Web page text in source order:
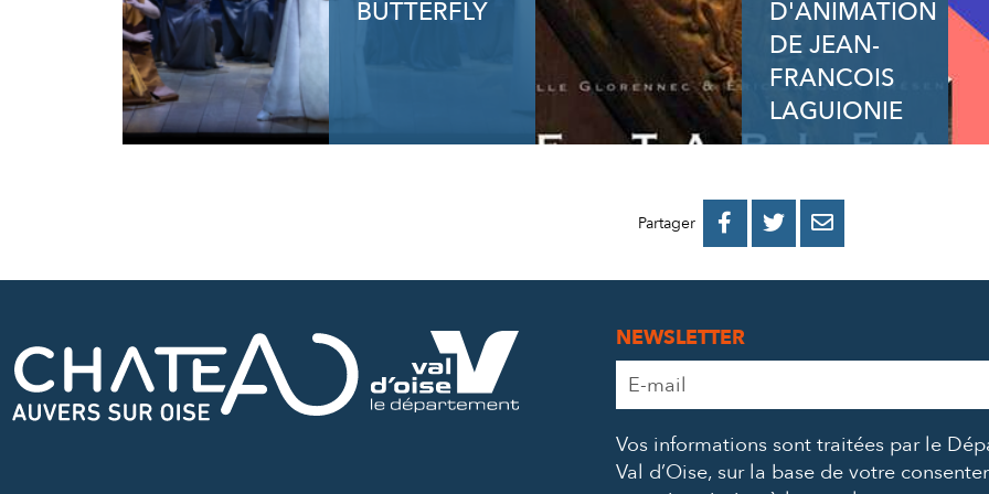
BUTTERFLY
D'ANIMATION
DE JEAN-
FRANCOIS
LAGUIONIE
Partager 
PARTAGER
PARTAGER
PARTAGER
NEWSLETTER
Adresse
e-
*
Vos informations sont traitées par le
Val d’Oise, sur la base de votre